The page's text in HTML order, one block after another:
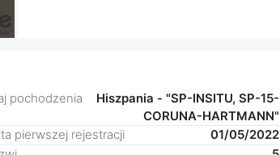
pochodzenia
Hiszpania - "SP-INSITU, SP-15-
CORUNA-HARTMANN"
pierwszej rejestracji
01/05/2022